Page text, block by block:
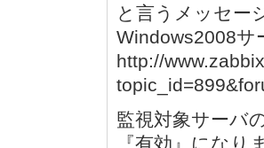
と言うメッセー
Windows2008
http://
監視対象サーバ
『有効』になり